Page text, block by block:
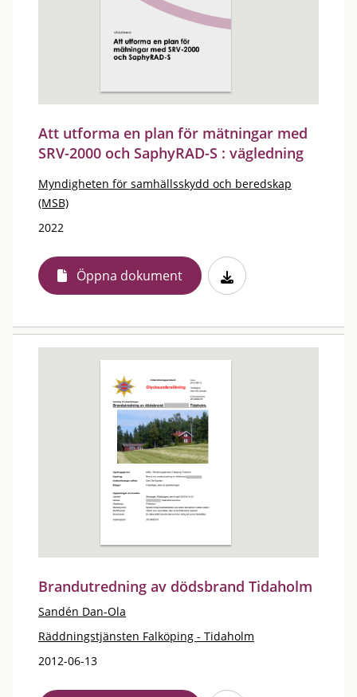
Att utforma en plan för mätningar med
SRV-2000 och SaphyRAD-S : vägledning
Myndigheten för samhällsskydd och beredskap
(MSB)
2022
Öppna dokument
Brandutredning av dödsbrand Tidaholm
Sandén Dan-Ola
Räddningstjänsten Falköping - Tidaholm
2012-06-13